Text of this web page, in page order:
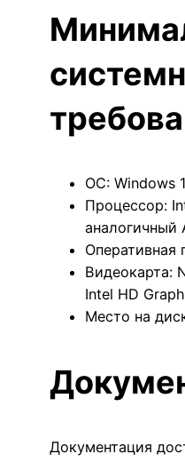
ОС: Windows
Процессор:
аналогичный
Оперативная
Видеокарта:
Intel HD
Место на
Документация